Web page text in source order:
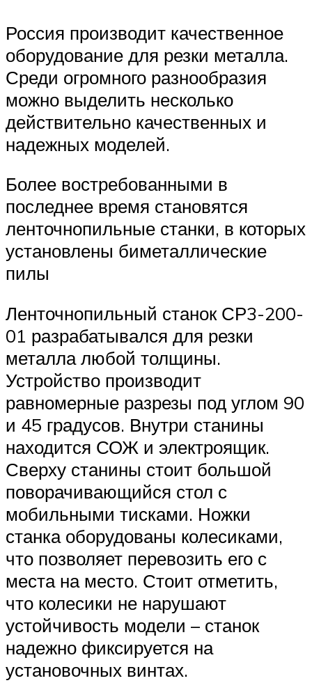
Россия производит качественное
оборудование для резки металла.
Среди огромного разнообразия
можно выделить несколько
действительно качественных и
надежных моделей.
Более востребованными в
последнее время становятся
ленточнопильные станки, в которых
установлены биметаллические
пилы
Ленточнопильный станок СР3-200-
01 разрабатывался для резки
металла любой толщины.
Устройство производит
равномерные разрезы под углом 90
и 45 градусов. Внутри станины
находится СОЖ и электроящик.
Сверху станины стоит большой
поворачивающийся стол с
мобильными тисками. Ножки
станка оборудованы колесиками,
что позволяет перевозить его с
места на место. Стоит отметить,
что колесики не нарушают
устойчивость модели – станок
надежно фиксируется на
установочных винтах.